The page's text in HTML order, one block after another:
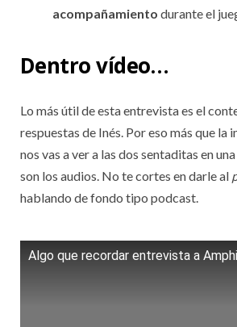
acompañamiento durante el
Dentro vídeo…
Lo más útil de esta entrevista es el
respuestas de Inés. Por eso más que la
nos vas a ver a las dos sentaditas en
son los audios. No te cortes en darle al
hablando de fondo tipo podcast.
Algo que recordar entrevista a